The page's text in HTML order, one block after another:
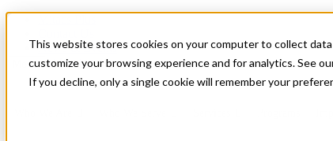
This website stores cookies on your computer to collect
customize your browsing experience and for analytics. See
If you decline, only a single cookie will remember your
News & Events
Get Started
Menu